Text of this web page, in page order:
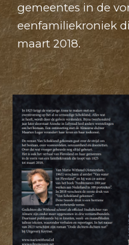
gemeentes in de
eenfamiliekroniek
maart 2018.